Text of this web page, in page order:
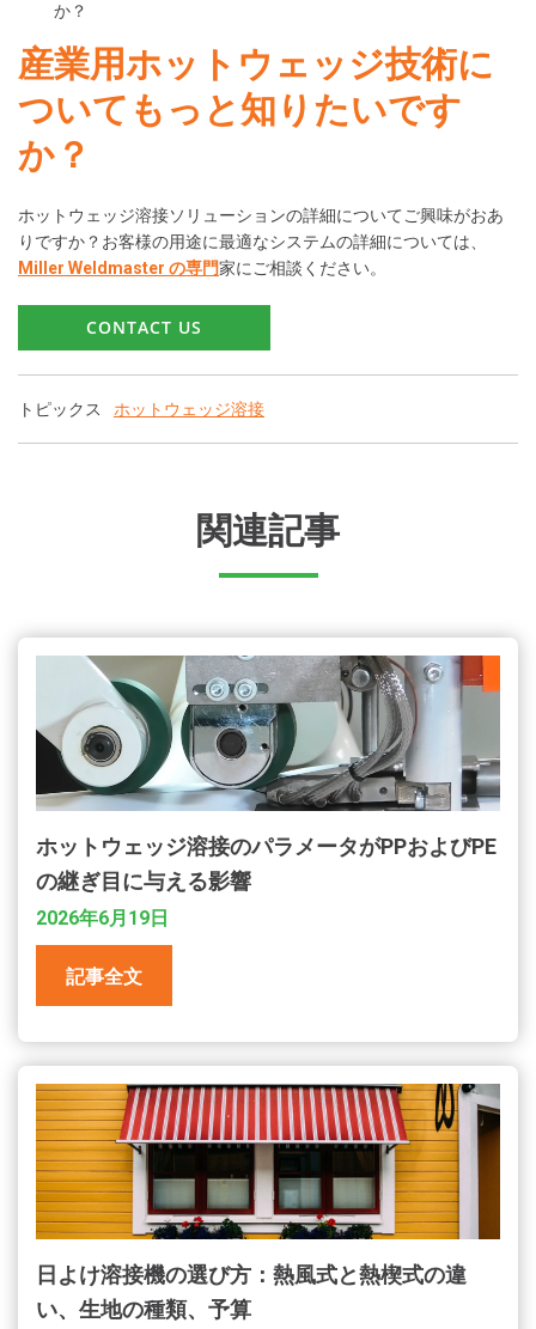
か？
産業用ホットウェッジ技術に
ついてもっと知りたいです
か？
ホットウェッジ溶接ソリューションの詳細についてご興味がおあ
りですか？お客様の用途に最適なシステムの詳細については、
Miller Weldmaster の専門家にご相談ください。
CONTACT US
トピックス ホットウェッジ溶接
関連記事
ホットウェッジ溶接のパラメータがPPおよびPE
の継ぎ目に与える影響
2026年6月19日
記事全文
日よけ溶接機の選び方：熱風式と熱楔式の違
い、生地の種類、予算